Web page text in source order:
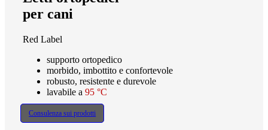
per cani
Red Label
supporto ortopedico
morbido, imbottito e confortevole
robusto, resistente e durevole
lavabile a 95 °C
Consulenza sui prodotti